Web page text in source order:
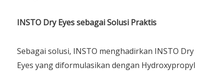
INSTO Dry EyessebagaiSolusi Praktis
Sebagai solusi, INSTO menghadirkan INSTO Dry
Eyes yang diformulasikan dengan Hydroxypropyl